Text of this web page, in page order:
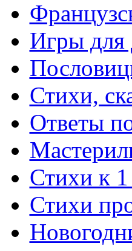
Игры для
Стихи,
Ответы
Стихи к 1
Стихи